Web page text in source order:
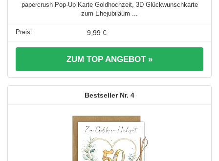
papercrush Pop-Up Karte Goldhochzeit, 3D Glückwunschkarte
zum Ehejubiläum ...
9,99 €
ZUM TOP ANGEBOT »
4